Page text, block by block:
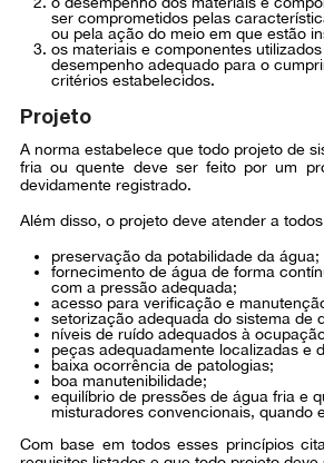
ser comprometidos pelas
ou pela ação do meio em que estão
os materiais e componentes
desempenho adequado para o
critérios estabelecidos.
Projeto
A norma estabelece que todo projeto de
fria ou quente deve ser feito por um
devidamente registrado.
Além disso, o projeto deve atender a
preservação da potabilidade da água;
fornecimento de água de forma
com a pressão adequada;
acesso para verificação e
setorização adequada do sistema de
níveis de ruído adequados à
peças adequadamente localizadas e
baixa ocorrência de patologias;
boa manutenibilidade;
equilíbrio de pressões de água fria e
misturadores convencionais, quando
Com base em todos esses princípios